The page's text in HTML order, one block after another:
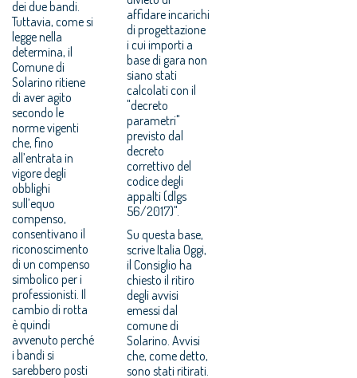
dei due bandi.
Tuttavia, come si
legge nella
determina, il
Comune di
Solarino ritiene
di aver agito
secondo le
norme vigenti
che, fino
all’entrata in
vigore degli
obblighi
sull’equo
compenso,
consentivano il
riconoscimento
di un compenso
simbolico per i
professionisti. Il
cambio di rotta
è quindi
avvenuto perché
i bandi si
sarebbero posti
affidare incarichi
di progettazione
i cui importi a
base di gara non
siano stati
calcolati con il
"decreto
parametri"
previsto dal
decreto
correttivo del
codice degli
appalti (dlgs
56/2017)".
Su questa base,
scrive Italia Oggi,
il Consiglio ha
chiesto il ritiro
degli avvisi
emessi dal
comune di
Solarino. Avvisi
che, come detto,
sono stati ritirati.